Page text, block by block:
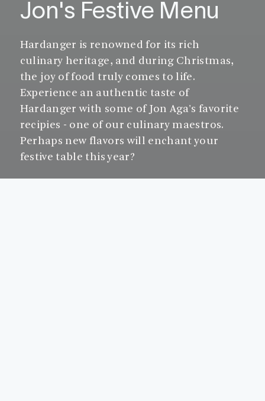
Jon's Festive Menu
Hardanger is renowned for its rich
culinary heritage, and during Christmas,
the joy of food truly comes to life.
Experience an authentic taste of
Hardanger with some of Jon Aga's favorite
recipies - one of our culinary maestros.
Perhaps new flavors will enchant your
festive table this year?